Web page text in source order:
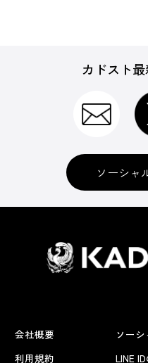
カドスト
ソーシャ
会社概要
利用規約
ソー
LINE